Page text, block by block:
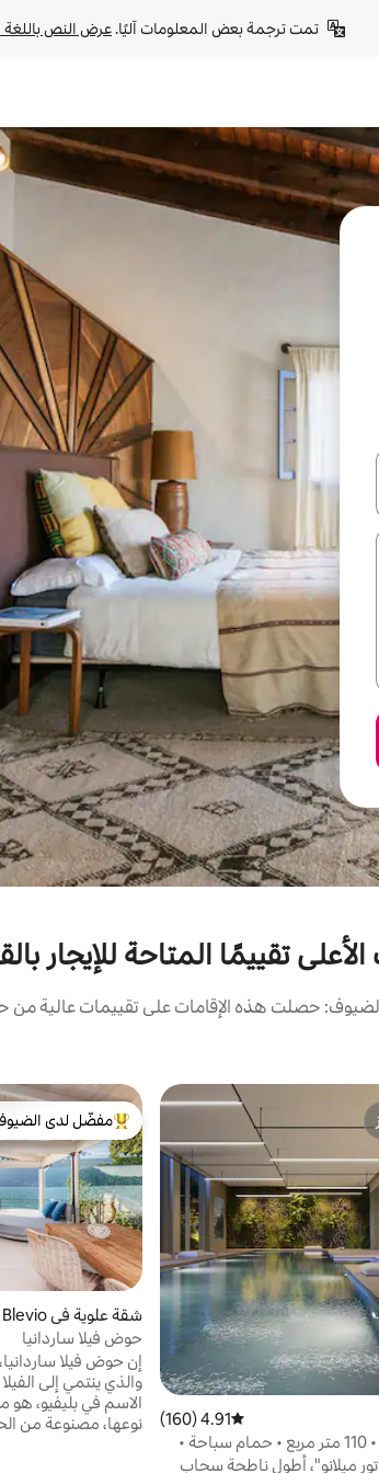
تمت ترجمة بعض المعلومات آليًا. عرض النص باللغة
استكشف عن طريق اللمس أو السحب.
تقييمًا المتاحة للإيجار
حصلت هذه الإقامات على تقييمات عالية من
متوسط التقييم 4.91 من 5، 160 مراجعات
4.91 (160)
فاخرة 11 درجة • 110 متر مربع • حمام سباحة •
وموقف سيارات
ميلانو"، أطول ناطحة سحاب
من أبرز البيوت
مفضّل لدى
شقة علوية في Blevio
حوض فيلا ساردانيا
والذي ينتمي إلى
الاسم في بليفيو،
نوعها، مصنوعة من